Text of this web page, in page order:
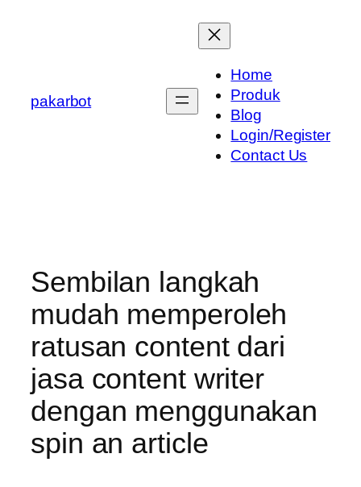
pakarbot
Home
Produk
Blog
Login/Register
Contact Us
Sembilan langkah
mudah memperoleh
ratusan content dari
jasa content writer
dengan menggunakan
spin an article